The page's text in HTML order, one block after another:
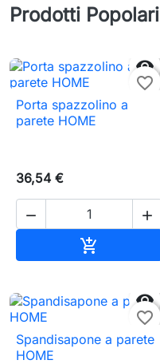
Prodotti Popolari

favorite_border
Porta spazzolino a
parete HOME
36,54 €
 


favorite_border
Spandisapone a parete
HOME